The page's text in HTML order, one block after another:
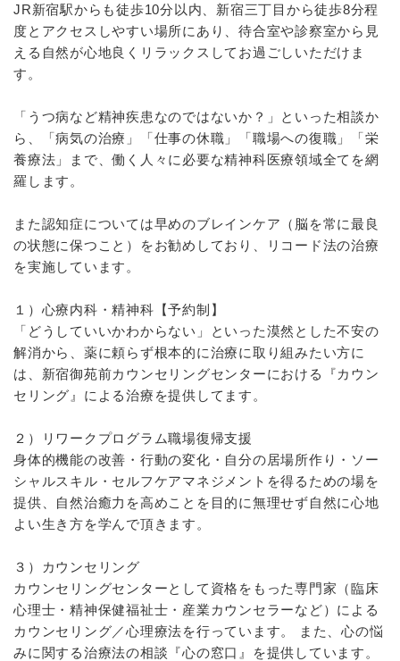
JR新宿駅からも徒歩10分以内、新宿三丁目から徒歩8分程
度とアクセスしやすい場所にあり、待合室や診察室から見
える自然が心地良くリラックスしてお過ごしいただけま
す。
「うつ病など精神疾患なのではないか？」といった相談か
ら、「病気の治療」「仕事の休職」「職場への復職」「栄
養療法」まで、働く人々に必要な精神科医療領域全てを網
羅します。
また認知症については早めのブレインケア（脳を常に最良
の状態に保つこと）をお勧めしており、リコード法の治療
を実施しています。
１）心療内科・精神科【予約制】
「どうしていいかわからない」といった漠然とした不安の
解消から、薬に頼らず根本的に治療に取り組みたい方に
は、新宿御苑前カウンセリングセンターにおける『カウン
セリング』による治療を提供してます。
２）リワークプログラム職場復帰支援
身体的機能の改善・行動の変化・自分の居場所作り・ソー
シャルスキル・セルフケアマネジメントを得るための場を
提供、自然治癒力を高めことを目的に無理せず自然に心地
よい生き方を学んで頂きます。
３）カウンセリング
カウンセリングセンターとして資格をもった専門家（臨床
心理士・精神保健福祉士・産業カウンセラーなど）による
カウンセリング／心理療法を行っています。 また、心の悩
みに関する治療法の相談『心の窓口』を提供しています。